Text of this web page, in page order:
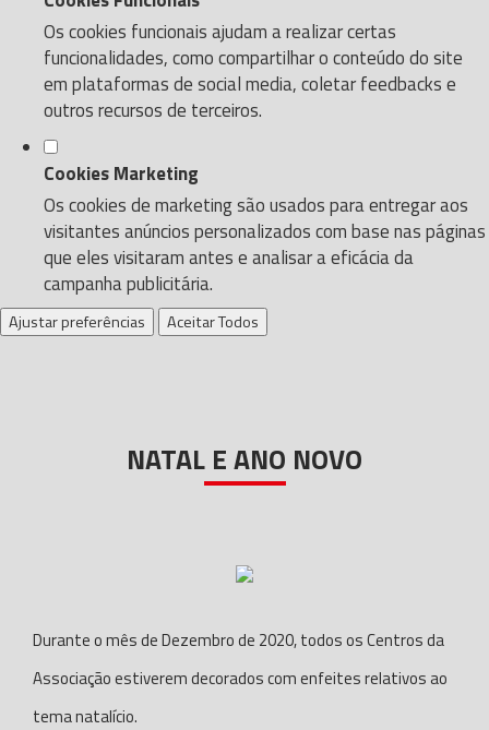
Os cookies funcionais ajudam a realizar certas
funcionalidades, como compartilhar o conteúdo do site
em plataformas de social media, coletar feedbacks e
outros recursos de terceiros.
Cookies Marketing
Os cookies de marketing são usados para entregar aos
visitantes anúncios personalizados com base nas páginas
que eles visitaram antes e analisar a eficácia da
campanha publicitária.
Ajustar preferências Aceitar Todos
NATAL E ANO NOVO
Durante o mês de Dezembro de 2020, todos os Centros da
Associação estiverem decorados com enfeites relativos ao
tema natalício.